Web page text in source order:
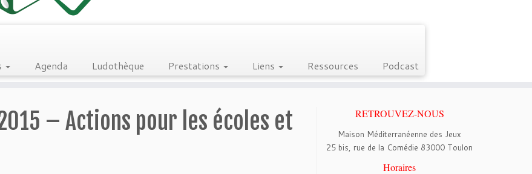
Agenda Ludothèque Prestations Liens Ressources Podcast
– Actions pour les écoles et
RETROUVEZ-NOUS
Maison Méditerranéenne des Jeux
25 bis, rue de la Comédie 83000 Toulon
Horaires